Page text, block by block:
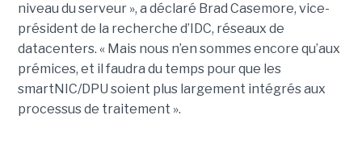
niveau du serveur », a déclaré Brad Casemore, vice-
président de la recherche d’IDC, réseaux de
datacenters. « Mais nous n’en sommes encore qu’aux
prémices, et il faudra du temps pour que les
smartNIC/DPU soient plus largement intégrés aux
processus de traitement ».